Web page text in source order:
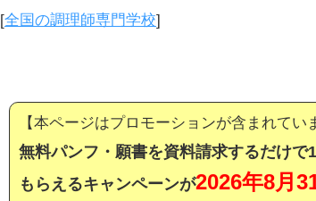
[全国の調理師専門学校]
【本ページはプロモーションが含まれてい
無料パンフ・願書を資料請求するだけで
もらえるキャンペーンが2026年8月